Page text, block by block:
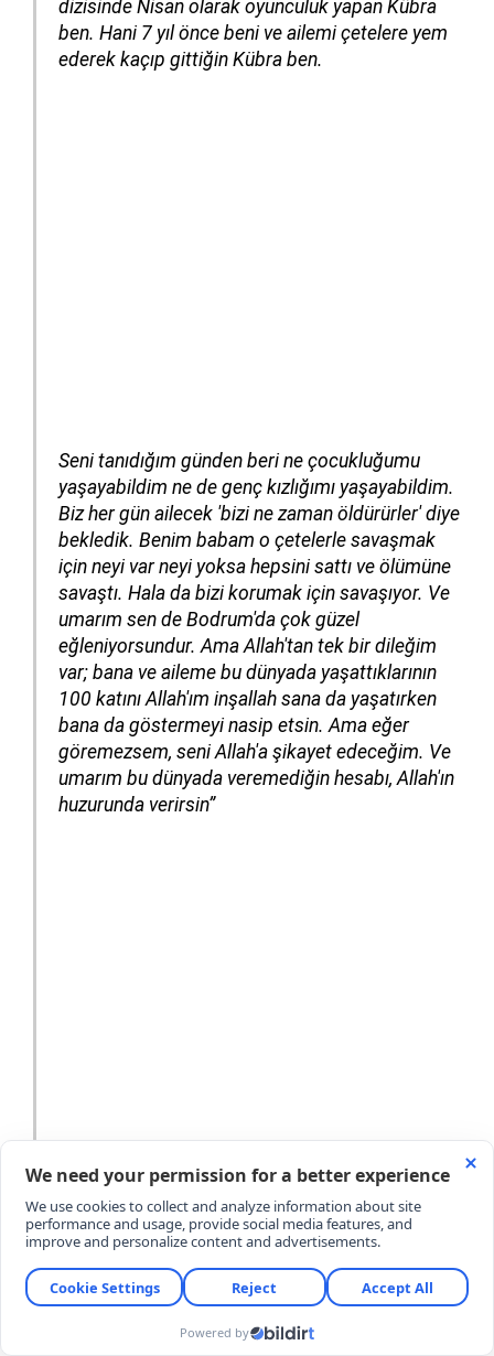
dizisinde Nisan olarak oyunculuk yapan Kübra
ben. Hani 7 yıl önce beni ve ailemi çetelere yem
ederek kaçıp gittiğin Kübra ben.
Seni tanıdığım günden beri ne çocukluğumu
yaşayabildim ne de genç kızlığımı yaşayabildim.
Biz her gün ailecek 'bizi ne zaman öldürürler' diye
bekledik. Benim babam o çetelerle savaşmak
için neyi var neyi yoksa hepsini sattı ve ölümüne
savaştı. Hala da bizi korumak için savaşıyor. Ve
umarım sen de Bodrum'da çok güzel
eğleniyorsundur. Ama Allah'tan tek bir dileğim
var; bana ve aileme bu dünyada yaşattıklarının
100 katını Allah'ım inşallah sana da yaşatırken
bana da göstermeyi nasip etsin. Ama eğer
göremezsem, seni Allah'a şikayet edeceğim. Ve
umarım bu dünyada veremediğin hesabı, Allah'ın
huzurunda verirsin”